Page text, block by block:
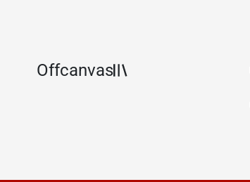
Offcanvas